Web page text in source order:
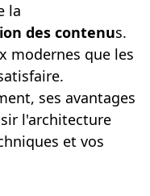
la
des contenus.
modernes que les
ses avantages
l'architecture
et vos